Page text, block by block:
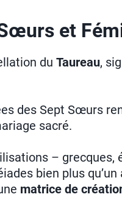
et
du Taureau,
des Sept Sœurs
sacré.
– grecques,
bien plus qu’un
matrice de